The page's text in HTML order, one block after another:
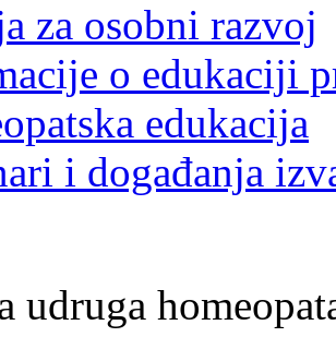
za osobni razvoj
o edukaciji
edukacija
i događanja
udruga